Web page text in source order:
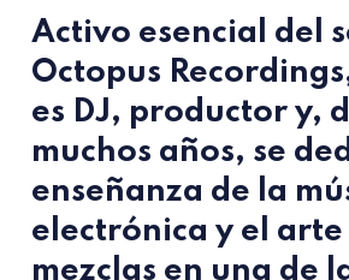
Activo esencial del
Octopus Recordings
es DJ, productor y,
muchos años, se
enseñanza de la
electrónica y el arte
mezclas en una de